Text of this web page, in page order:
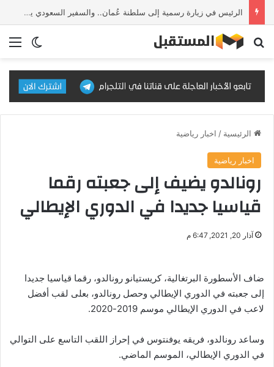
الرئيس في زيارة رسمية إلى سلطنة عُمان.. والسفير السعودي يستقبل وفد IMF
الوضع بحث عن
الرئيسية / اخبار رياضية
اخبار رياضية
رونالدو يضيف إلى جعبته رقما
قياسيا جديدا في الدوري الإيطالي
آذار 20, 2021, 6:47 م
ضاف الأسطورة البرتغالية، كريستيانو رونالدو، رقما قياسيا جديدا
إلى جعبته في الدوري الإيطالي وحصل رونالدو، بعلى لقب أفضل
لاعب في الدوري الإيطالي موسم 2019-2020.
وساعد رونالدو، فريقه يوفنتوس في إحراز اللقب التاسع على التوالي
في الدوري الإيطالي، الموسم الماضي.